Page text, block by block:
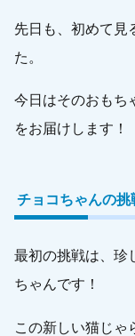
先日も、初めて見
た。
今日はそのおもち
をお届けします！
チョコちゃんの挑
最初の挑戦は、珍
ちゃんです！
この新しい猫じ